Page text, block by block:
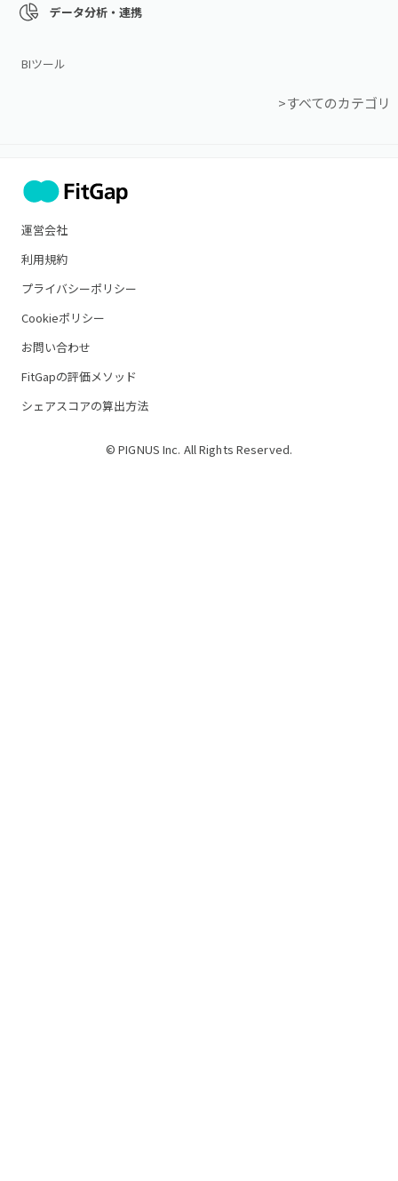
データ分析・連携
BIツール
>すべてのカテゴリ
運営会社
利用規約
プライバシーポリシー
Cookieポリシー
お問い合わせ
FitGapの評価メソッド
シェアスコアの算出方法
© PIGNUS Inc. All Rights Reserved.